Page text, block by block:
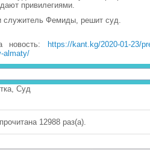
привилегиями.
служитель Фемиды, решит суд.
новость:
https://kant.kg/2020-01-23/
almaty/
, Суд
12988 раз(a).